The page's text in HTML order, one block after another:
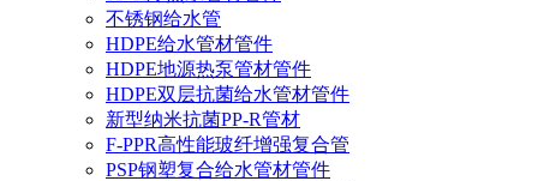
不锈钢给水管
HDPE给水管材管件
HDPE地源热泵管材管件
HDPE双层抗菌给水管材管件
新型纳米抗菌PP-R管材
F-PPR高性能玻纤增强复合管
PSP钢塑复合给水管材管件